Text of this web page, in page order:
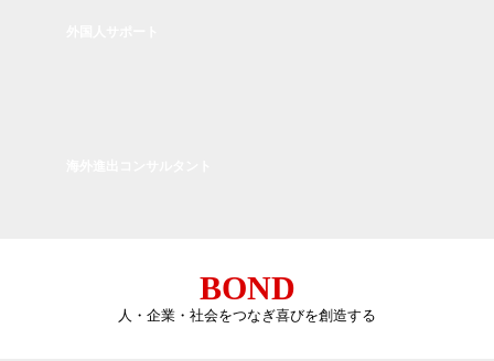
BOND
人・企業・社会をつなぎ喜びを創造する